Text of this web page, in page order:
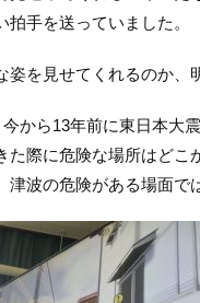
拍手を送っていました。
を見せてくれるのか、
から13年前に東日本大
た際に危険な場所はど
津波の危険がある場面で